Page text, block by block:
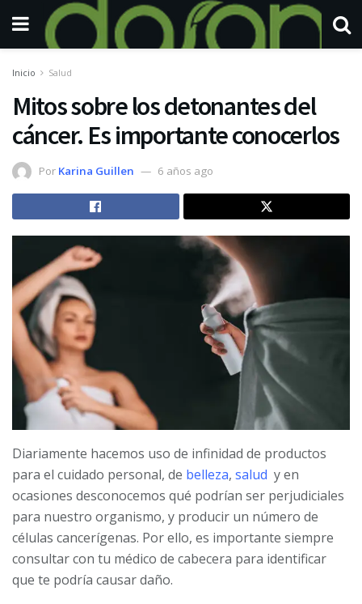
Inicio Salud
Mitos sobre los detonantes del
cáncer. Es importante conocerlos
Por Karina Guillen 6 años ago
Diariamente hacemos uso de infinidad de productos
para el cuidado personal, de belleza, salud y en
ocasiones desconocemos qué podrían ser perjudiciales
para nuestro organismo, y producir un número de
células cancerígenas. Por ello, es importante siempre
consultar con tu médico de cabecera para identificar
que te podría causar daño.